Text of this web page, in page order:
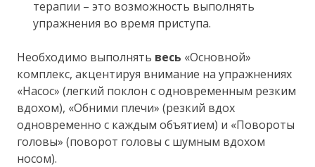
терапии – это возможность выполнять
упражнения во время приступа.
Необходимо выполнять весь «Основной»
комплекс, акцентируя внимание на упражнениях
«Насос» (легкий поклон с одновременным резким
вдохом), «Обними плечи» (резкий вдох
одновременно с каждым объятием) и «Повороты
головы» (поворот головы с шумным вдохом
носом).